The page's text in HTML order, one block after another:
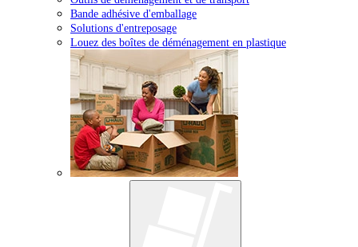
Bande adhésive d'emballage
Solutions d'entreposage
Louez des boîtes de déménagement en plastique